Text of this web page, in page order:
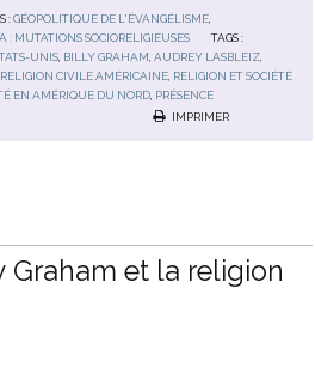
:GÉOPOLITIQUE DE L'ÉVANGÉLISME,
: MUTATIONS SOCIORELIGIEUSES
TAGS :
UNIS BILLY GRAHAM ,AUDREY LASBLEIZ
RELIGION CIVILE AMÉRICAINE RELIGION ET SOCIÉTÉ
EN AMÉRIQUE DU NORD PRÉSENCE
IMPRIMER
Graham et la religion